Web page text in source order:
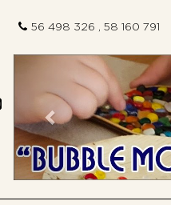
56 498 326 , 58 160 791
Eelmine